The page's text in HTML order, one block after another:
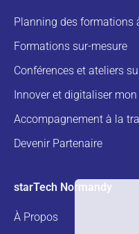
Planning des formations
Formations sur-mesure
Conférences et ateliers
Innover et digitaliser
Accompagnement à la
Devenir Partenaire
starTech Normandy
À Propos